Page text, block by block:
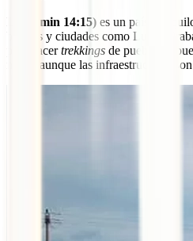
Laos (min 14:15) es un país
bonitos y ciudades como Luang
para hacertrekkings de pueblo en
niños, aunque las infraestructuras